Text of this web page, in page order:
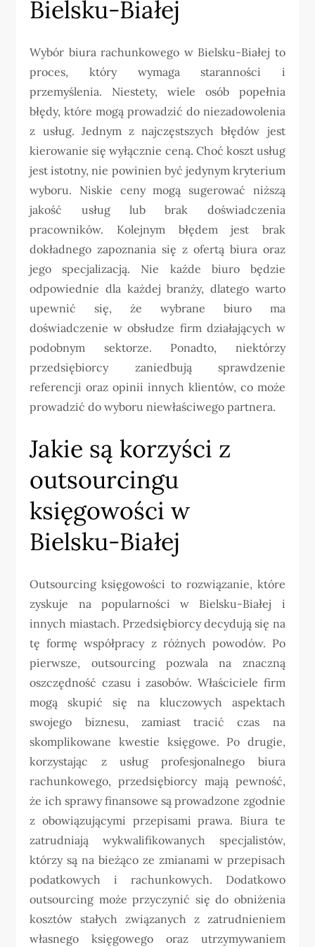
Bielsku-Białej
Wybór biura rachunkowego w Bielsku-Białej to
proces, który wymaga staranności i
przemyślenia. Niestety, wiele osób popełnia
błędy, które mogą prowadzić do niezadowolenia
z usług. Jednym z najczęstszych błędów jest
kierowanie się wyłącznie ceną. Choć koszt usług
jest istotny, nie powinien być jedynym kryterium
wyboru. Niskie ceny mogą sugerować niższą
jakość usług lub brak doświadczenia
pracowników. Kolejnym błędem jest brak
dokładnego zapoznania się z ofertą biura oraz
jego specjalizacją. Nie każde biuro będzie
odpowiednie dla każdej branży, dlatego warto
upewnić się, że wybrane biuro ma
doświadczenie w obsłudze firm działających w
podobnym sektorze. Ponadto, niektórzy
przedsiębiorcy zaniedbują sprawdzenie
referencji oraz opinii innych klientów, co może
prowadzić do wyboru niewłaściwego partnera.
Jakie są korzyści z
outsourcingu
księgowości w
Bielsku-Białej
Outsourcing księgowości to rozwiązanie, które
zyskuje na popularności w Bielsku-Białej i
innych miastach. Przedsiębiorcy decydują się na
tę formę współpracy z różnych powodów. Po
pierwsze, outsourcing pozwala na znaczną
oszczędność czasu i zasobów. Właściciele firm
mogą skupić się na kluczowych aspektach
swojego biznesu, zamiast tracić czas na
skomplikowane kwestie księgowe. Po drugie,
korzystając z usług profesjonalnego biura
rachunkowego, przedsiębiorcy mają pewność,
że ich sprawy finansowe są prowadzone zgodnie
z obowiązującymi przepisami prawa. Biura te
zatrudniają wykwalifikowanych specjalistów,
którzy są na bieżąco ze zmianami w przepisach
podatkowych i rachunkowych. Dodatkowo
outsourcing może przyczynić się do obniżenia
kosztów stałych związanych z zatrudnieniem
własnego księgowego oraz utrzymywaniem